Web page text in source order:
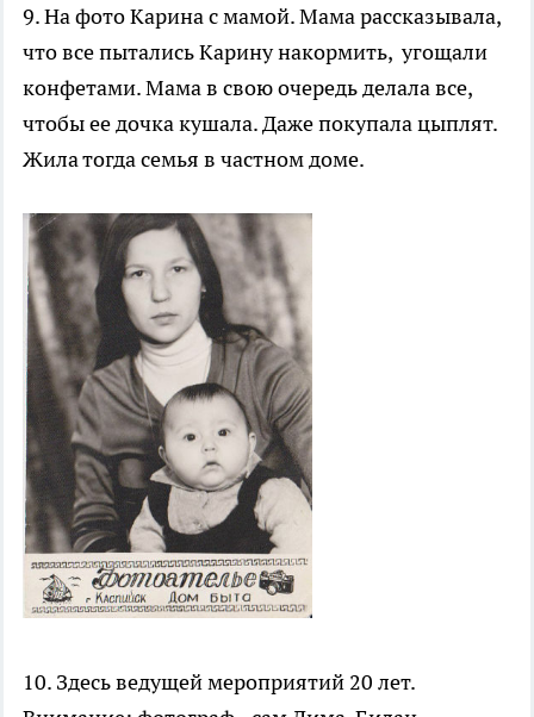
9. На фото Карина с мамой. Мама рассказывала,
что все пытались Карину накормить, угощали
конфетами. Мама в свою очередь делала все,
чтобы ее дочка кушала. Даже покупала цыплят.
Жила тогда семья в частном доме.
10. Здесь ведущей мероприятий 20 лет.